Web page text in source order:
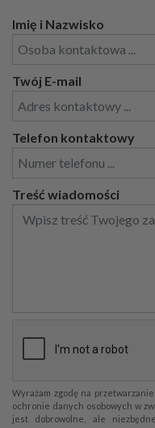
Imię i Nazwisko
Twój E-mail
Telefon kontaktowy
Treść wiadomości
Wyrażam zgodę na
ochronie danych osobowych w
jest dobrowolne, ale